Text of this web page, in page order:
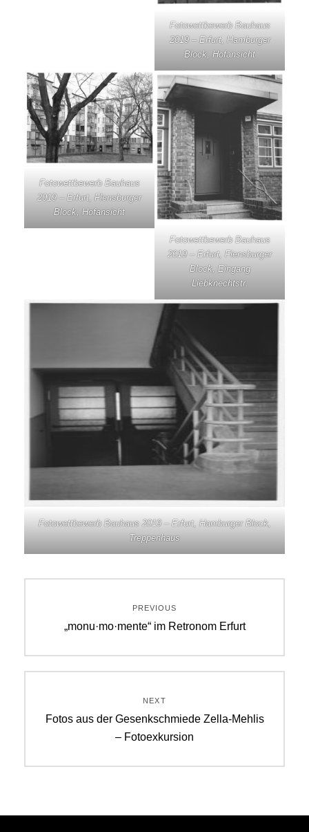
Fotowettbewerb Bauhaus
2019 – Erfurt, Hamburger
Block, Hofansicht
Fotowettbewerb Bauhaus
2019 – Erfurt, Flensburger
Block, Hofansicht
Fotowettbewerb Bauhaus
2019 – Erfurt, Flensburger
Block, Eingang
Liebknechtstr.
Fotowettbewerb Bauhaus 2019 – Erfurt, Hamburger Block,
Treppenhaus
PREVIOUS
Previous
„monu·mo·mente“ im Retronom Erfurt
NEXT
Next
Fotos aus der Gesenkschmiede Zella-Mehlis
– Fotoexkursion